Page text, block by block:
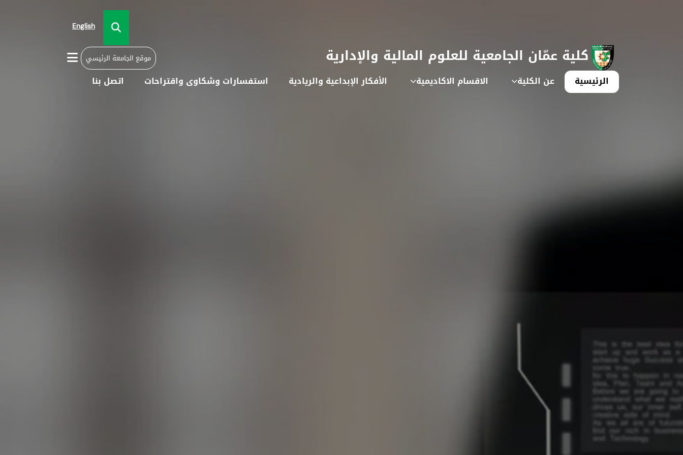
English
كلية عمّان الجامعية للعلوم المالية والإدارية موقع الجامعة الرئيسي
الرئيسية عن الكلية الاقسام الاكاديمية الأفكار الإبداعية والريادية استفسارات وشكاوى واقتراحات اتصل بنا